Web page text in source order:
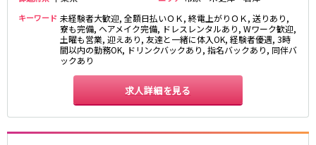
キーワード 未経験者大歓迎, 全額日払いＯＫ, 終電上がりＯＫ, 送りあり,
寮も完備, ヘアメイク完備, ドレスレンタルあり, Wワーク歓迎,
土曜も営業, 迎えあり, 友達と一緒に体入OK, 経験者優遇, 3時
間以内の勤務OK, ドリンクバックあり, 指名バックあり, 同伴バ
ックあり
求人詳細を見る
東京メトロ銀座線
新橋駅
銀座駅
上野駅
渋谷駅
浅草駅
表参道駅
外苑前駅